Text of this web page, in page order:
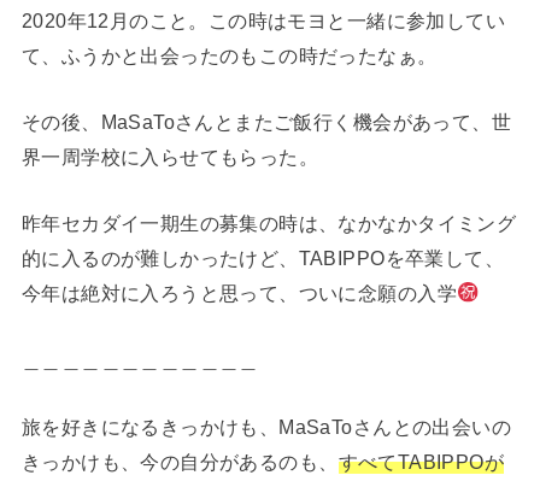
2020年12月のこと。この時はモヨと一緒に参加してい
て、ふうかと出会ったのもこの時だったなぁ。
その後、MaSaToさんとまたご飯行く機会があって、世
界一周学校に入らせてもらった。
昨年セカダイ一期生の募集の時は、なかなかタイミング
的に入るのが難しかったけど、TABIPPOを卒業して、
今年は絶対に入ろうと思って、ついに念願の入学
旅を好きになるきっかけも、MaSaToさんとの出会いの
きっかけも、今の自分があるのも、 すべてTABIPPOが